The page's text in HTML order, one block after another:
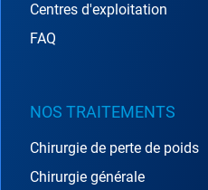
Centres d'exploitation
FAQ
NOS TRAITEMENTS
Chirurgie de perte de poids
Chirurgie générale